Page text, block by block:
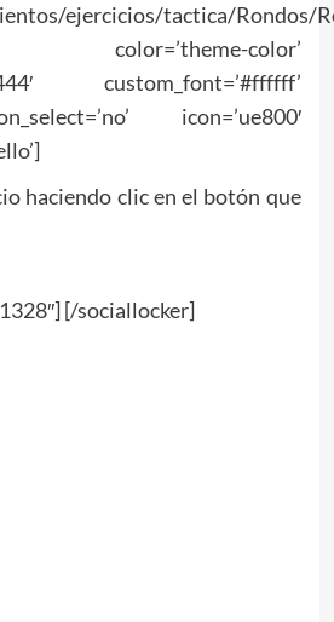
ejercicios/tactica/Rondos/
color=’theme-color’
custom_font=’#ffffff’
icon=’ue800′
haciendo clic en el botón que
[/sociallocker]